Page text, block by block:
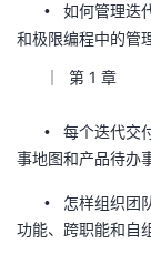
我
的
博
我
的
坛
我
圈
的
我
• 如何管理迭
和极限编程中的管
｜ 第 1 章
•
每个迭代交
事地图和产品待办
•
怎样组织团
功能、跨职能和自